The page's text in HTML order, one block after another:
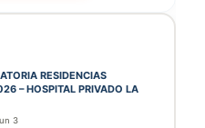
RESIDENCIAS
– HOSPITAL PRIVADO LA
3